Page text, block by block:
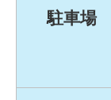
駐車場